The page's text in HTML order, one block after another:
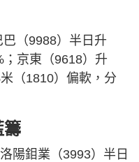
（9988）半日升
京東（9618）升
（1810）偏軟，分
籌
陽鉬業（3993）半日